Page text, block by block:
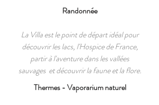
Randonnée
La Villa est le point de départ idéal pour
découvrir les lacs, l'Hospice de France,
partir à l'aventure dans les vallées
sauvages et découvrir la faune et la flore.
Thermes - Vaporarium naturel